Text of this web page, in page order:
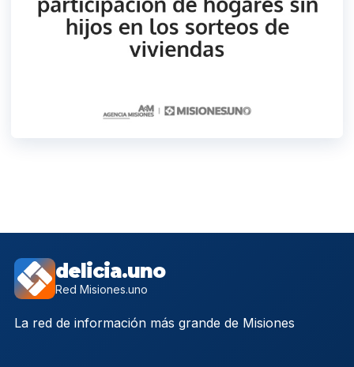
delicia.uno
Red Misiones.uno
La red de información más grande de Misiones